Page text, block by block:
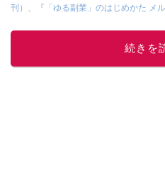
刊） 、
『「ゆる副業」のはじめかた メ
ぜ日記」
■経歴：2003年、夫が子育てをするた
給料が０円になり、家にいながら、し
続きを